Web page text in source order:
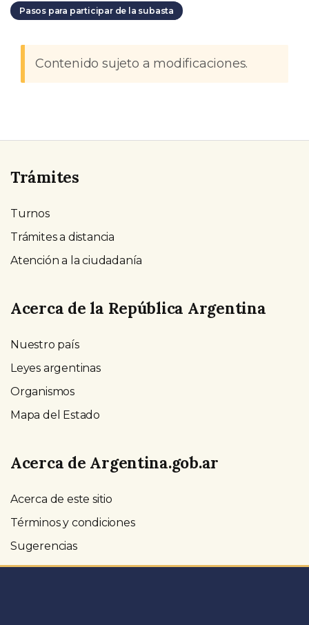
Pasos para participar de la subasta
Contenido sujeto a modificaciones.
Trámites
Turnos
Trámites a distancia
Atención a la ciudadanía
Acerca de la República Argentina
Nuestro país
Leyes argentinas
Organismos
Mapa del Estado
Acerca de Argentina.gob.ar
Acerca de este sitio
Términos y condiciones
Sugerencias